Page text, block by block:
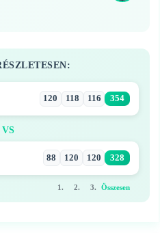
120 118 116 354
VS
88 120 120 328
1. 2. 3. Összesen